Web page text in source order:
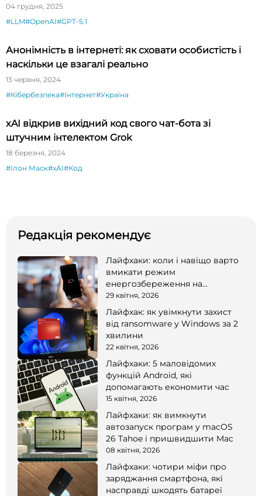
04 грудня, 2025
#LLM#OpenAI#GPT-5.1
Анонімність в інтернеті: як сховати особистість і
наскільки це взагалі реально
13 червня, 2024
#Кібербезпека#Інтернет#Україна
xAI відкрив вихідний код свого чат-бота зі
штучним інтелектом Grok
18 березня, 2024
#Ілон Маск#xAI#Код
Редакція рекомендує
Лайфхаки: коли і навіщо варто
вмикати режим
енергозбереження на
смартфоні
29 квітня, 2026
Лайфхак: як увімкнути захист
від ransomware у Windows за 2
хвилини
22 квітня, 2026
Лайфхаки: 5 маловідомих
функцій Android, які
допомагають економити час
15 квітня, 2026
Лайфхаки: як вимкнути
автозапуск програм у macOS
26 Tahoe і пришвидшити Mac
08 квітня, 2026
Лайфхаки: чотири міфи про
заряджання смартфона, які
насправді шкодять батареї